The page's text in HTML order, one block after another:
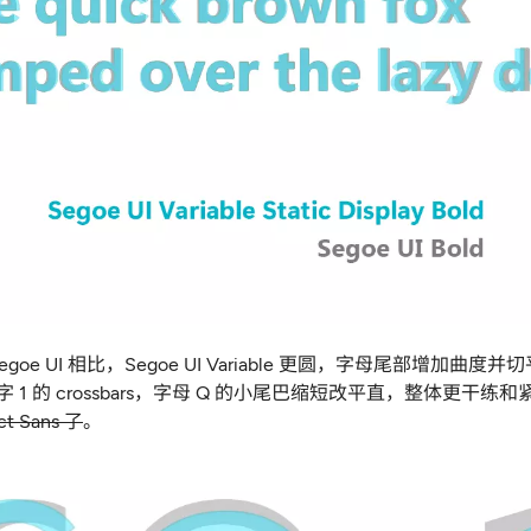
UI 相比， Segoe UI Variable 更圆， 字母尾部增加曲度并切
1 的 crossbars， 字母 Q 的小尾巴缩短改平直， 整体更干练和
Sans 了。